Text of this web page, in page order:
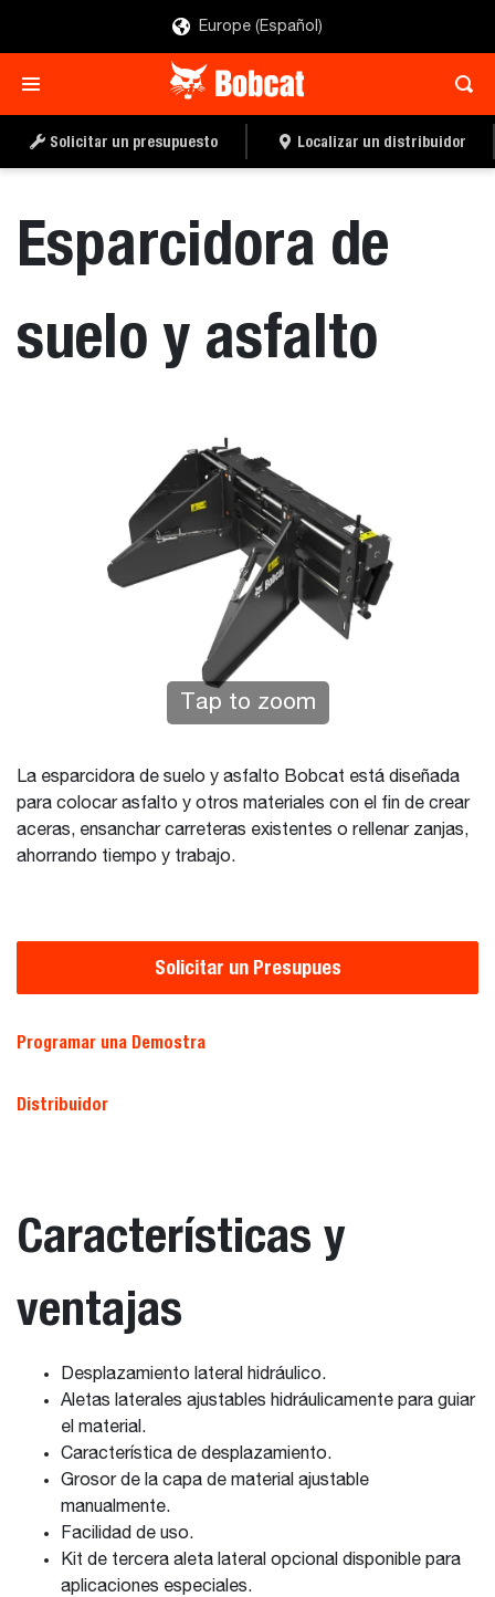
Europe (Español)
Solicitar un presupuesto Localizar un distribuidor
Esparcidora de
suelo y asfalto
Tap to zoom
La esparcidora de suelo y asfalto Bobcat está diseñada
para colocar asfalto y otros materiales con el fin de crear
aceras, ensanchar carreteras existentes o rellenar zanjas,
ahorrando tiempo y trabajo.
Solicitar un Presupues
Programar una Demostra
Distribuidor
Características y
ventajas
Desplazamiento lateral hidráulico.
Aletas laterales ajustables hidráulicamente para guiar
el material.
Característica de desplazamiento.
Grosor de la capa de material ajustable
manualmente.
Facilidad de uso.
Kit de tercera aleta lateral opcional disponible para
aplicaciones especiales.
DISTRIBUIDOR